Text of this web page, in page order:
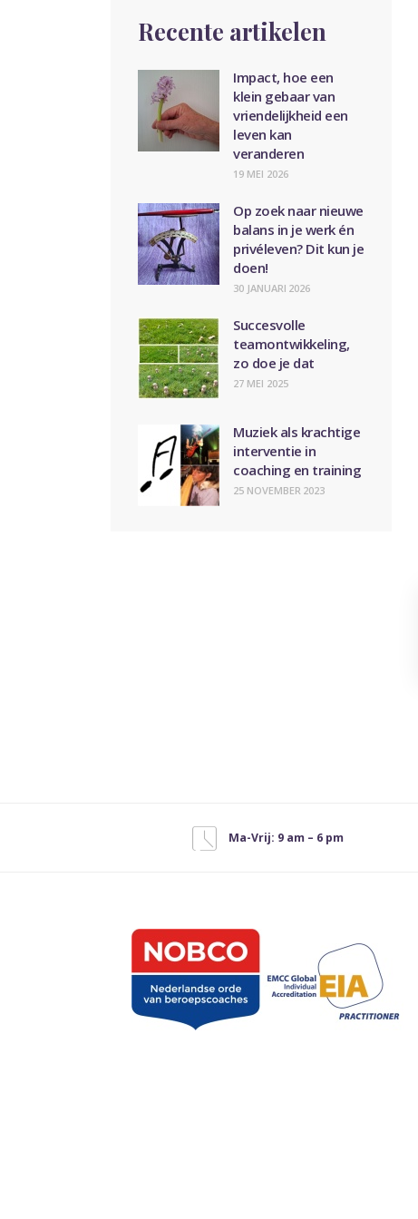
Recente artikelen
Impact, hoe een
klein gebaar van
vriendelijkheid een
leven kan
veranderen
19 MEI 2026
Op zoek naar nieuwe
balans in je werk én
privéleven? Dit kun je
doen!
30 JANUARI 2026
Succesvolle
teamontwikkeling,
zo doe je dat
27 MEI 2025
Muziek als krachtige
interventie in
coaching en training
25 NOVEMBER 2023
Ma-Vrij: 9 am – 6 pm